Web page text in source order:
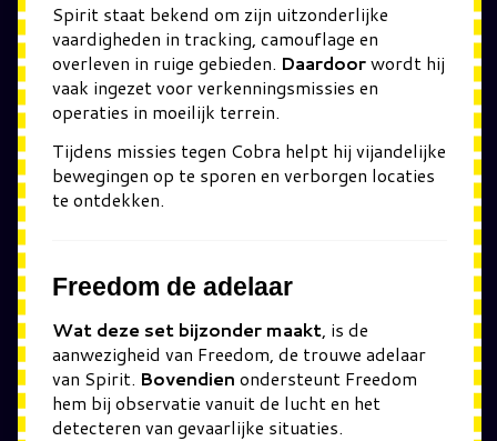
Spirit staat bekend om zijn uitzonderlijke
vaardigheden in tracking, camouflage en
overleven in ruige gebieden. Daardoorwordt hij
vaak ingezet voor verkenningsmissies en
operaties in moeilijk terrein.
Tijdens missies tegen Cobra helpt hij vijandelijke
bewegingen op te sporen en verborgen locaties
te ontdekken.
Freedom de adelaar
Wat deze set bijzonder maakt, is de
aanwezigheid van Freedom, de trouwe adelaar
van Spirit. Bovendien ondersteunt Freedom
hem bij observatie vanuit de lucht en het
detecteren van gevaarlijke situaties.